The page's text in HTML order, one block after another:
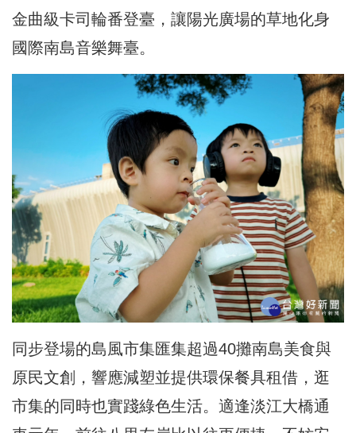
金曲級卡司輪番登臺，讓陽光廣場的草地化身
國際南島音樂舞臺。
同步登場的島風市集匯集超過40攤南島美食與
原民文創，響應減塑並提供環保餐具租借，逛
市集的同時也實踐綠色生活。適逢淡江大橋通